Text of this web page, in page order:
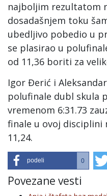
najboljim rezultatom
dosadašnjem toku
ubedljivo pobedio u
se plasirao u
od 11,36 boriti za
Igor Đerić i
polufinale dubl skula
vremenom 6:31.73
finale u ovoj
11,24.
podeli 0
Povezane vesti